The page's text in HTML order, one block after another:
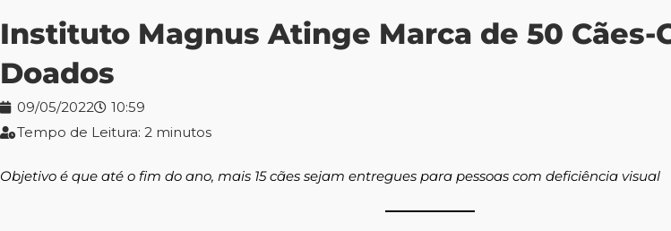
Instituto Magnus Atinge Marca de 50 Cães-
Doados
09/05/2022
10:59
Tempo de Leitura: 2 minutos
Objetivo é que até o fim do ano, mais 15 cães sejam entregues para pessoas com deficiência visual